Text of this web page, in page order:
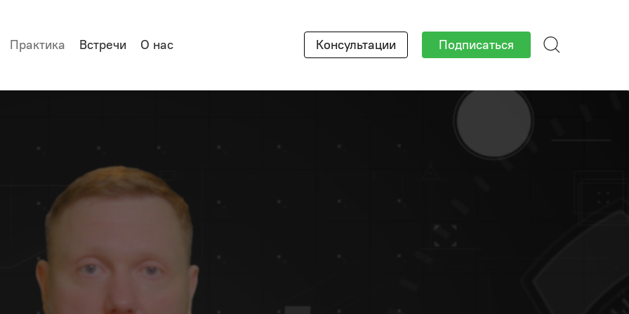
Практика Встречи О нас Консультации Подписаться